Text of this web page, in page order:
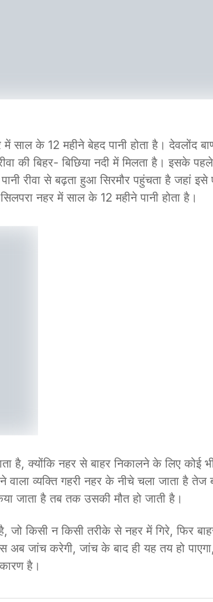
साल के 12 महीने बेहद पानी होता है। देवलोंद
की बिहर- बिछिया नदी में मिलता है। इसके
रीवा से बढ़ता हुआ सिरमौर पहुंचता है जहां इसे
नहर में साल के 12 महीने पानी होता है।
है, क्योंकि नहर से बाहर निकालने के लिए कोई
व्यक्ति गहरी नहर के नीचे चला जाता है तेज
जाता है तब तक उसकी मौत हो जाती है।
जो किसी न किसी तरीके से नहर में गिरे, फिर
जांच करेगी, जांच के बाद ही यह तय हो
है।